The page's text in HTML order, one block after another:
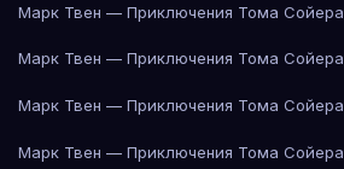
Марк Твен — Приключения Тома Сойера
Марк Твен — Приключения Тома Сойера
Марк Твен — Приключения Тома Сойера
Марк Твен — Приключения Тома Сойера